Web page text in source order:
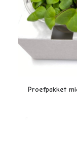
Proefpakket